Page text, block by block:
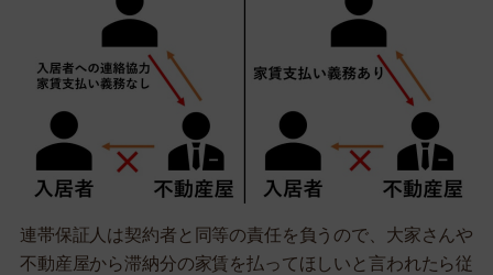
連帯保証人は契約者と同等の責任を負うので、大家さんや
不動産屋から滞納分の家賃を払ってほしいと言われたら従